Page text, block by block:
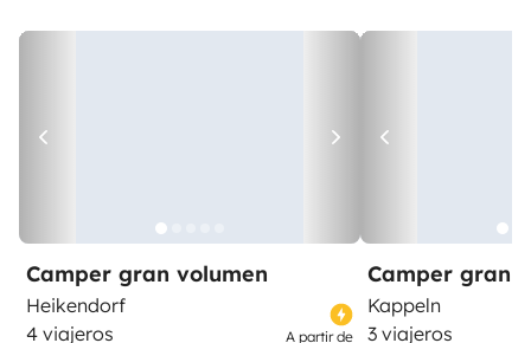
Camper gran volumen
Heikendorf
4 viajeros
A partir de
Camper gran
Kappeln
3 viajeros